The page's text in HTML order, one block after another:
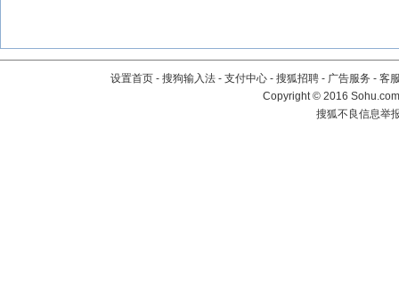
设置首页 - 搜狗输入法 - 支付中心 - 搜狐招聘 - 广告服务 - 客
Copyright©2016
搜狐不良信息举